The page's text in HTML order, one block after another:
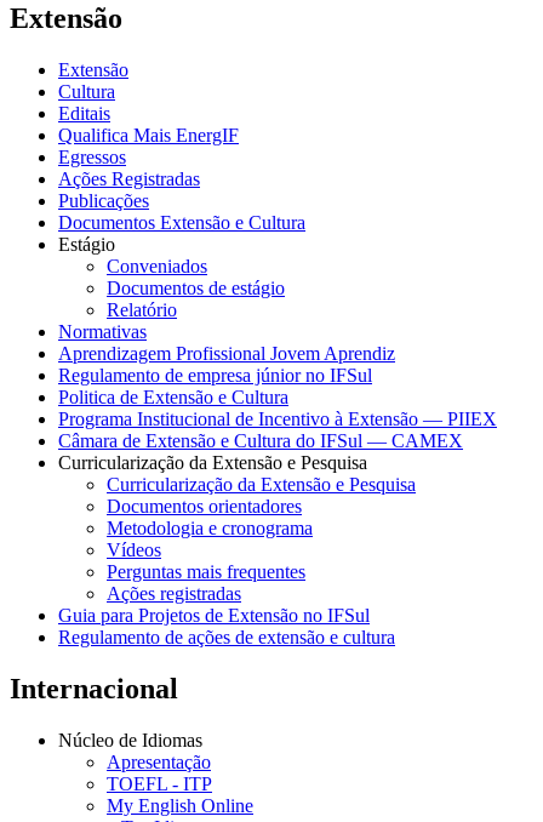
Extensão
Extensão
Cultura
Editais
Qualifica Mais EnergIF
Egressos
Ações Registradas
Publicações
Documentos Extensão e Cultura
Estágio
Conveniados
Documentos de estágio
Relatório
Normativas
Aprendizagem Profissional Jovem Aprendiz
Regulamento de empresa júnior no IFSul
Politica de Extensão e Cultura
Programa Institucional de Incentivo à Extensão — PIIEX
Câmara de Extensão e Cultura do IFSul — CAMEX
Curricularização da Extensão e Pesquisa
Curricularização da Extensão e Pesquisa
Documentos orientadores
Metodologia e cronograma
Vídeos
Perguntas mais frequentes
Ações registradas
Guia para Projetos de Extensão no IFSul
Regulamento de ações de extensão e cultura
Internacional
Núcleo de Idiomas
Apresentação
TOEFL - ITP
My English Online